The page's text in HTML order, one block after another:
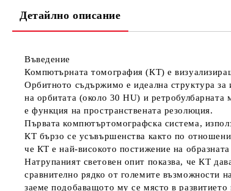
Детайлно описание
Въведение
Компютърната томография (КТ) е
Орбитното съдържимо е идеална структура за
на орбитата (около 30 HU) и
е функция на пространствената резолюция.
Първата компютъртомографска система,
КТ бързо се усъвършенства както по
че КТ е най-високото постижение на
Натрупаният световен опит показва, че КТ
сравнително рядко от големите възможности
заеме подобаващото му се място в развитието